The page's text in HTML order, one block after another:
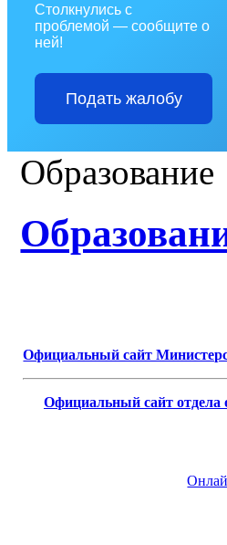
Столкнулись с
проблемой — сообщите о
ней!
Подать жалобу
Образование
Официальный сайт
Официальный сайт отдела